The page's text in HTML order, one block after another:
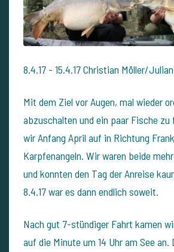
8.4.17 - 15.4.17 Christian Möller/
Mit dem Ziel vor Augen, mal wieder
abzuschalten und ein paar Fische zu
wir Anfang April auf in Richtung
Karpfenangeln. Wir waren beide
und konnten den Tag der Anreise
8.4.17 war es dann endlich soweit.
Nach gut 7-stündiger Fahrt kamen
auf die Minute um 14 Uhr am See an.